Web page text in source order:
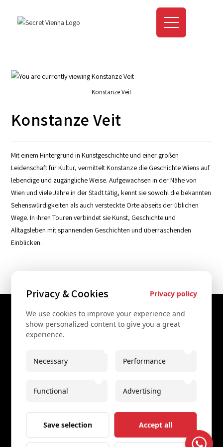
Konstanze Veit
Konstanze Veit
Mit einem Hintergrund in Kunstgeschichte und einer großen
Leidenschaft für Kultur, vermittelt Konstanze die Geschichte Wiens auf
lebendige und zugängliche Weise. Aufgewachsen in der Nähe von
Wien und viele Jahre in der Stadt tätig, kennt sie sowohl die bekannten
Sehenswürdigkeiten als auch versteckte Orte abseits der üblichen
Wege. In ihren Touren verbindet sie Kunst, Geschichte und
Alltagsleben mit spannenden Geschichten und überraschenden
Einblicken.
Contact Us
+43 67761612322
Spaces Icon Tower at Hauptbahnhof
Imprint
Privacy & Cookies Privacy policy
We use cookies to improve your experience and
show personalized content to give you a great
experience.
Necessary Performance
Functional Advertising
Save selection Accept all